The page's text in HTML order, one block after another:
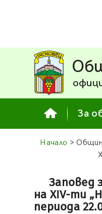
За
Начало >
Заповед
на ХIV-ти
периода